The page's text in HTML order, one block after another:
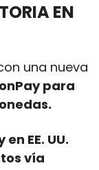
EN
una nueva
para
EE. UU.
vía